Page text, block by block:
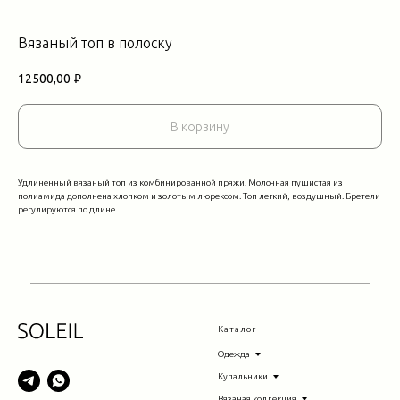
Вязаный топ в полоску
12500,00 ₽
В корзину
Удлиненный вязаный топ из комбинированной пряжи. Молочная пушистая из
полиамида дополнена хлопком и золотым люрексом. Топ легкий, воздушный. Бретели
регулируются по длине.
Каталог
Одежда
Купальники